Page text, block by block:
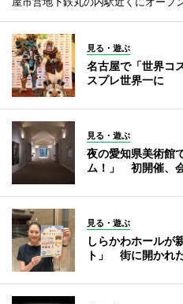
見る・遊ぶ
名古屋で「世界コ
スプレ世界一に
見る・遊ぶ
夜の愛知県美術館
ム！」 初開催、
見る・遊ぶ
しらかわホールが
ト」 街に開かれ